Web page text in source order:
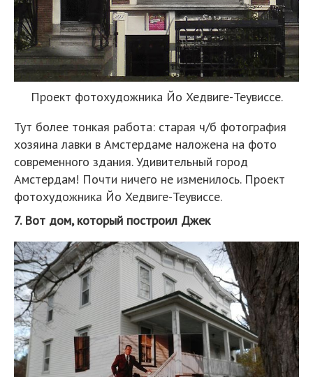
Проект фотохудожника Йо Хедвиге-Теувиссе.
Тут более тонкая работа: старая ч/б фотография
хозяина лавки в Амстердаме наложена на фото
современного здания. Удивительный город
Амстердам! Почти ничего не изменилось. Проект
фотохудожника Йо Хедвиге-Теувиссе.
7. Вот дом, который построил Джек